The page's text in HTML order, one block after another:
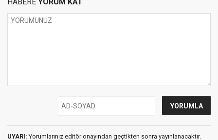
UYARI: Yorumlarınız editör onayından geçtikten sonra yayınlanacaktır.